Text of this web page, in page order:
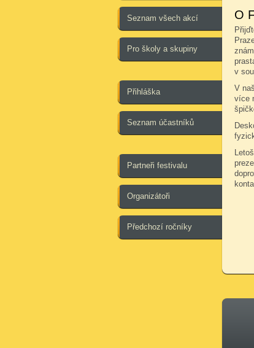
Seznam všech akcí
Pro školy a skupiny
Přihláška
Seznam účastníků
Partneři festivalu
Organizátoři
Předchozí ročníky
O
v
V
více